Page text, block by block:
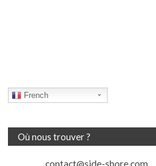
French
Où nous trouver ?